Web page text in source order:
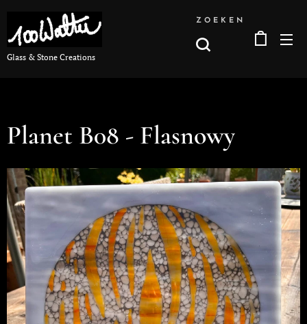
Glass & Stone Creations
ZOEKEN
Planet B08 - Flasnowy